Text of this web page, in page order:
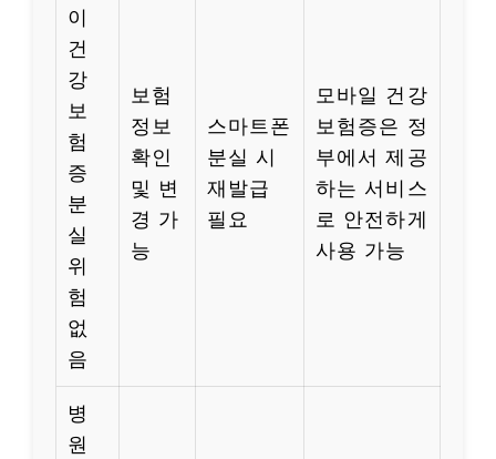
이
건
강
보
험
증
분
실
위
험
없
음
보험
정보
확인
및 변
경 가
능
스마트폰
분실 시
재발급
필요
모바일 건강
보험증은 정
부에서 제공
하는 서비스
로 안전하게
사용 가능
병
원